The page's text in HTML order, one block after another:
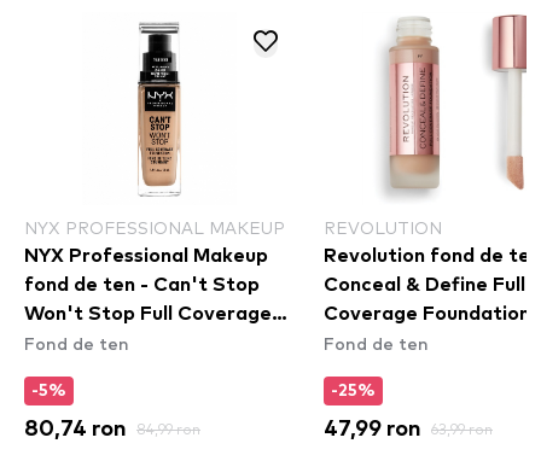
NYX PROFESSIONAL MAKEUP
NYX Professional Makeup
fond de ten - Can't Stop
Won't Stop Full Coverage
Foundation - True Beige
Fond de ten
-5%
80,74 ron 84,99 ron
REVOLUTION
Revolution fond de
Conceal & Define Full
Coverage Foundation
Fond de ten
-25%
47,99 ron 63,99 ron